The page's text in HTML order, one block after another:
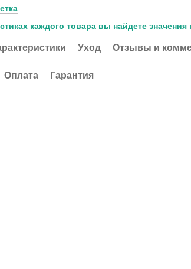
каждого товара вы найдете
Уход Отзывы и
Оплата Гарантия